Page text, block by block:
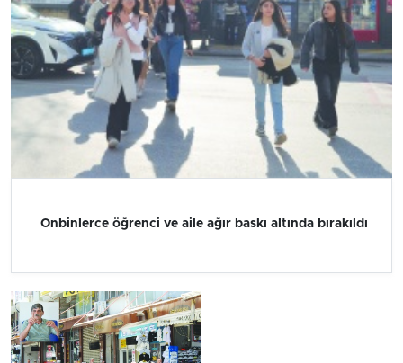
Onbinlerce öğrenci ve aile ağır baskı altında bırakıldı